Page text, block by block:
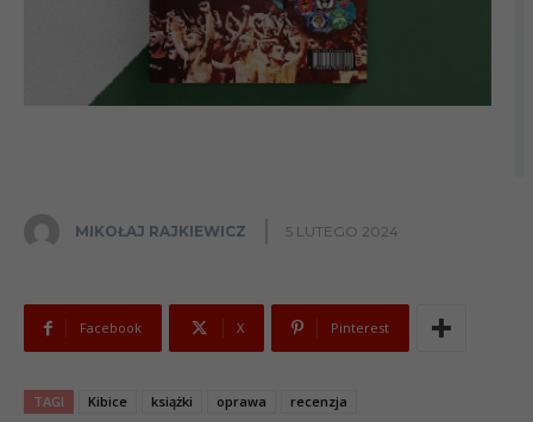
MIKOŁAJ RAJKIEWICZ 5 LUTEGO 2024
Facebook X Pinterest
TAGI Kibice książki oprawa recenzja